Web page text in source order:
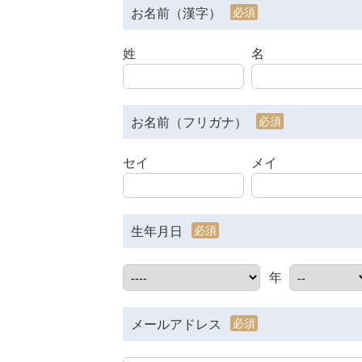
お名前（漢字） 必須
姓 名
お名前（フリガナ） 必須
セイ メイ
生年月日 必須
年
メールアドレス 必須